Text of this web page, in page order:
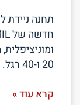
20 ו-40 רגל. טכנולוגיית הייבוש מתבצעת
קרא עוד »